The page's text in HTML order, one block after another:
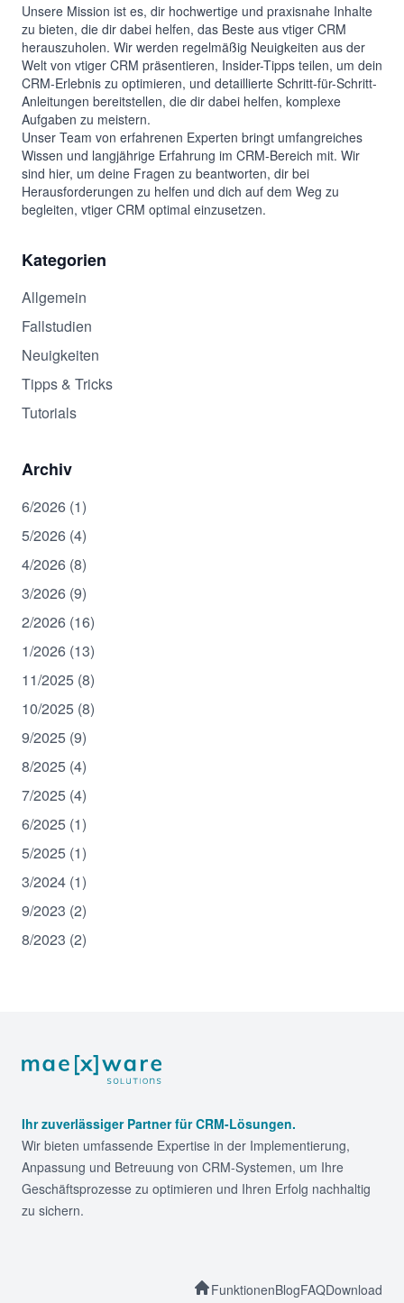
Unsere Mission ist es, dir hochwertige und praxisnahe Inhalte
zu bieten, die dir dabei helfen, das Beste aus vtiger CRM
herauszuholen. Wir werden regelmäßig Neuigkeiten aus der
Welt von vtiger CRM präsentieren, Insider-Tipps teilen, um dein
CRM-Erlebnis zu optimieren, und detaillierte Schritt-für-Schritt-
Anleitungen bereitstellen, die dir dabei helfen, komplexe
Aufgaben zu meistern.
Unser Team von erfahrenen Experten bringt umfangreiches
Wissen und langjährige Erfahrung im CRM-Bereich mit. Wir
sind hier, um deine Fragen zu beantworten, dir bei
Herausforderungen zu helfen und dich auf dem Weg zu
begleiten, vtiger CRM optimal einzusetzen.
Kategorien
Allgemein
Fallstudien
Neuigkeiten
Tipps & Tricks
Tutorials
Archiv
6/2026 (1)
5/2026 (4)
4/2026 (8)
3/2026 (9)
2/2026 (16)
1/2026 (13)
11/2025 (8)
10/2025 (8)
9/2025 (9)
8/2025 (4)
7/2025 (4)
6/2025 (1)
5/2025 (1)
3/2024 (1)
9/2023 (2)
8/2023 (2)
Footer
Ihr zuverlässiger Partner für CRM-Lösungen.
Wir bieten umfassende Expertise in der Implementierung,
Anpassung und Betreuung von CRM-Systemen, um Ihre
Geschäftsprozesse zu optimieren und Ihren Erfolg nachhaltig
zu sichern.
FunktionenBlogFAQDownload